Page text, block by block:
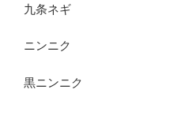
九条ネギ
ニンニク
黒ニンニク